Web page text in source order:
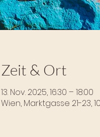
Zeit & Ort
13. Nov. 2025, 16:30 – 18:00
Wien, Marktgasse 21-23,